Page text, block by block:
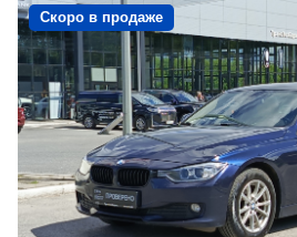
Скоро в продаже